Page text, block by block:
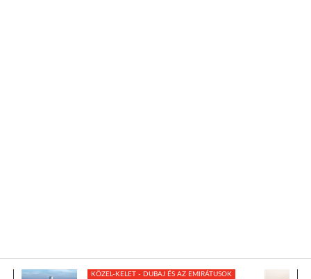
KÖZEL-KELET - DUBAJ ÉS AZ EMIRÁTUSOK